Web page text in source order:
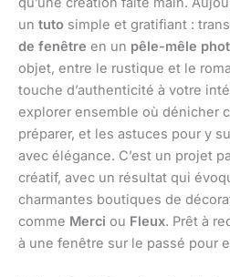
un tuto simple et gratifiant :
de fenêtre en un pêle-mêle
objet, entre le rustique et le
touche d’authenticité à votre
explorer ensemble où dénicher
préparer, et les astuces pour y
avec élégance. C’est un projet
créatif, avec un résultat qui
charmantes boutiques de
comme Merci ou Fleux. Prêt à
à une fenêtre sur le passé pour